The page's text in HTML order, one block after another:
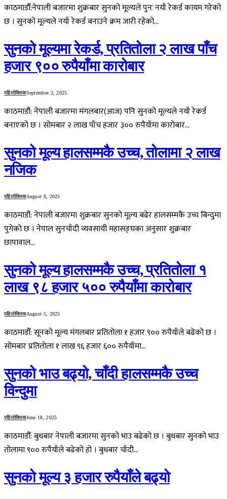
काठमाडौँ:नेपाली बजारमा शुक्रबार सुनको मूल्यले पुनः नयाँ रेकर्ड कायम गरेको
छ । सुनको मूल्यले नयाँ रेकर्ड बनाउने क्रम जारी रहेको…
सुनको मूल्यमा रेकर्ड, प्रतितोला २ लाख पाँच
हजार ९०० रुपैयाँमा कारोबार
पहिलोक्लिकSeptember 2, 2025
काठमाडौं: नेपाली बजारमा मंगलबार(आज) पनि सुनको मूल्यले नयाँ रेकर्ड
बनाएको छ । सोमबार २ लाख पाँच हजार ३०० रुपैयाँमा कारोबार…
सुनको मूल्य हालसम्मकै उच्च, तोलामा २ लाख
नजिक
पहिलोक्लिकAugust 8, 2025
काठमाडौं: नेपाली बजारमा शुक्रबार सुनको मूल्य बढेर हालसम्मकै उच्च बिन्दुमा
पुगेकाे छ । नेपाल सुनचाँदी व्यवसायी महासङ्घका अनुसार शुक्रबार
छापावाल…
सुनको मूल्य हालसम्मकै उच्च, प्रतितोला १
लाख ९८ हजार ५०० रुपैयाँमा कारोबार
पहिलोक्लिकAugust 5, 2025
काठमाडौँ: सूनको मूल्य मंगलबार प्रतितोला १ हजार ९०० रुपैयाँले बढेको छ ।
सोमबार प्रतितोला १ लाख ९६ हजार ६०० रुपैयाँमा…
सुनको भाउ बढ्यो, चाँदी हालसम्मकै उच्च
विन्दुमा
पहिलोक्लिकJune 18, 2025
काठमाडौँ: बुधबार नेपाली बजारमा सुनको भाउ बढेको छ । बुधबार सुनको भाउ
तोलामा ९०० रुपैयाँले बढेको हो । बुधबार चाँदी…
सुनको मूल्य ३ हजार रुपैयाँले बढ्यो